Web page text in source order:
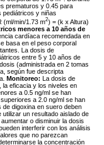
prematuros y 0.45 para
pediátricos y niñas
(ml/min/1.73 m2) = (k x Altura)
menores a 10 años de
cardíaca recomendada en
basa en el peso corporal
La dosis de
entre 5 y 10 años de
(administrada en 2 tomas
según fue descripta
Monitoreo: La dosis de
la eficacia y los niveles en
a 0.5 ng/ml se han
a 2.0 ng/ml se han
digoxina en suero deben
un resultado aislado de
o disminuir la dosis
interferir con los análisis
que no parezcan
la concentración